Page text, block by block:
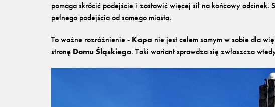
pomaga skrócić podejście i zostawić więcej sił na końcowy
pełnego podejścia od samego miasta.
To ważne rozróżnienie - Kopa nie jest celem samym w sobie dla
stronę Domu Śląskiego. Taki wariant sprawdza się zwłaszcza